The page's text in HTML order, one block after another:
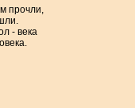
прочли,
- века